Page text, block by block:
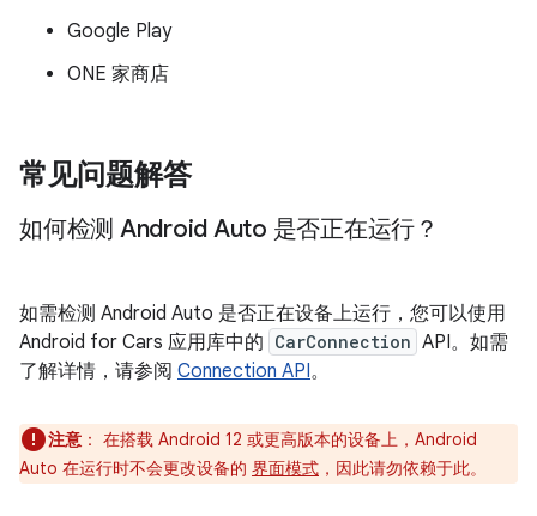
Google Play
ONE 家商店
常见问题解答
如何检测 Android Auto 是否正在运行？
如需检测 Android Auto 是否正在设备上运行，您可以使用
Android for Cars 应用库中的 CarConnection API。如需
了解详情，请参阅 Connection API。
注意 ： 在搭载 Android 12 或更高版本的设备上，Android
Auto 在运行时不会更改设备的 界面模式 ，因此请勿依赖于此。